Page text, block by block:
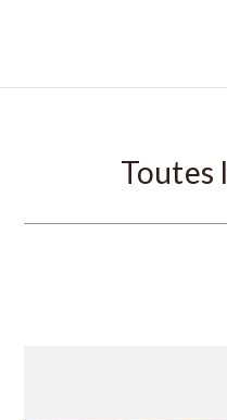
Toutes